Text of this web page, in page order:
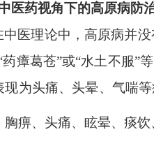
医药视角下的高原病防
中医理论中，高原病并
药瘴葛苍”或“水土不服”
现为头痛、头晕、气喘
胸痹、头痛、眩晕、痰